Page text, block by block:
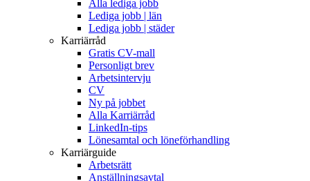
Alla lediga jobb
Lediga jobb | län
Lediga jobb | städer
Karriärråd
Gratis CV-mall
Personligt brev
Arbetsintervju
CV
Ny på jobbet
Alla Karriärråd
LinkedIn-tips
Lönesamtal och löneförhandling
Karriärguide
Arbetsrätt
Anställningsavtal